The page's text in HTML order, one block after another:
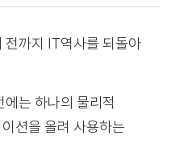
전까지 IT역사를 되돌아
는 하나의 물리적
션을 올려 사용하는